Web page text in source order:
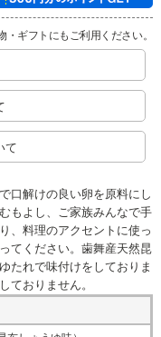
ギフトにもご利用ください。
て
口解けの良い卵を原料にし
もよし、ご家族みんなで手
、料理のアクセントに使っ
てください。歯舞産天然昆
たれで味付けをしておりま
ておりません。